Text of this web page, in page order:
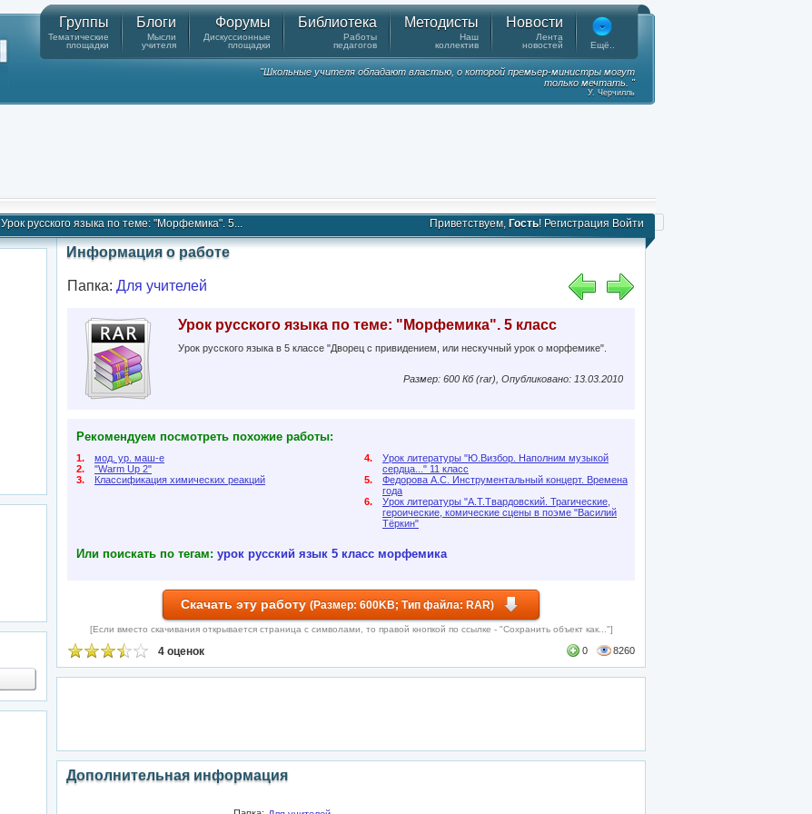
Группы
Тематические
площадки
Блоги
Мысли
учителя
Форумы
Дискуссионные
площадки
Библиотека
Работы
педагогов
Методисты
Наш
коллектив
Новости
Лента
новостей
Ещё..
"Школьные учителя обладают властью, о которой премьер-министры могут
только мечтать. "
У. Черчилль
Урок русского языка по теме: "Морфемика". 5... Приветствуем, Гость! Регистрация Войти
Информация о работе
Папка: Для учителей
Урок русского языка по теме: "Морфемика". 5 класс
Урок русского языка в 5 классе "Дворец с привидением, или нескучный урок о морфемике".
Размер: 600 Кб (rar), Опубликовано: 13.03.2010
Рекомендуем посмотреть похожие работы:
1.
мод. ур. маш-е
2.
"Warm Up 2"
3.
Классификация химических реакций
4.
Урок литературы "Ю.Визбор. Наполним музыкой
сердца..." 11 класс
5.
Федорова А.С. Инструментальный концерт. Времена
года
6.
Урок литературы "А.Т.Твардовский. Трагические,
героические, комические сцены в поэме "Василий
Тёркин"
Или поискать по тегам: урок русский язык 5 класс морфемика
Скачать эту работу (Размер: 600KB; Тип файла: RAR)
[Если вместо скачивания открывается страница с символами, то правой кнопкой по ссылке - "Сохранить объект как..."]
4 оценок 0 8260
Дополнительная информация